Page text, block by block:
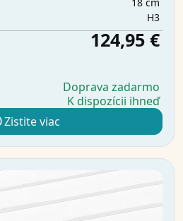
H3
124,95 €
Doprava zadarmo
K dispozícii ihneď
Zistite viac